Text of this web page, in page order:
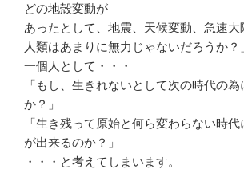
どの地殻変動が
あったとして、地震、天候変動、急速大
人類はあまりに無力じゃないだろうか？
一個人として・・・
「もし、生きれないとして次の時代の
か？」
「生き残って原始と何ら変わらない時
が出来るのか？」
・・・と考えてしまいます。